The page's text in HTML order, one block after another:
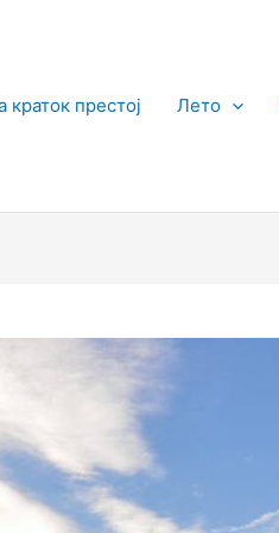
краток престој
Лето